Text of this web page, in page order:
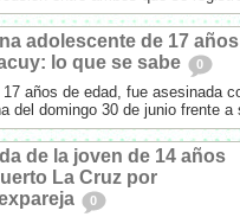
adolescente de 17 años
lo que se sabe
0
años de edad, fue asesinada
del domingo 30 de junio frente a
de la joven de 14 años
La Cruz por
0